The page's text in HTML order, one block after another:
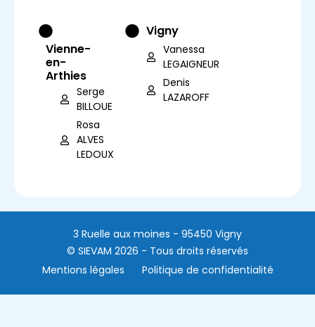
Vienne-
en-
Arthies
Serge
BILLOUE
Rosa
ALVES
LEDOUX
Vigny
Vanessa
LEGAIGNEUR
Denis
LAZAROFF
3 Ruelle aux moines - 95450 Vigny
© SIEVAM 2026 - Tous droits réservés
Mentions légales
Politique de confidentialité